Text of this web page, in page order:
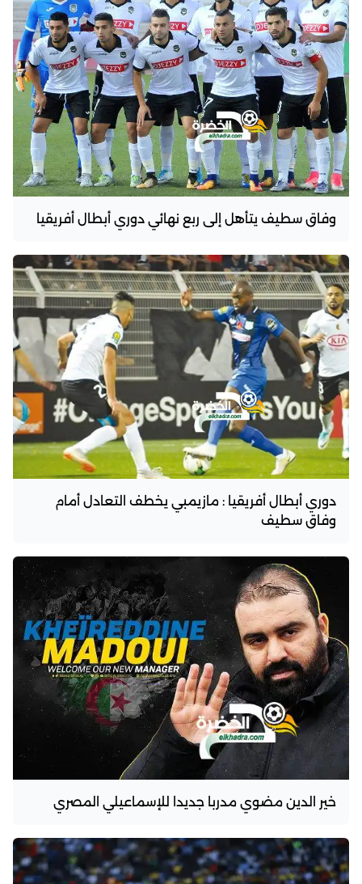
وفاق سطيف يتأهل إلى ربع نهائي دوري أبطال أفريقيا
دوري أبطال أفريقيا : مازيمبي يخطف التعادل أمام
وفاق سطيف
خير الدين مضوي مدربا جديدا للإسماعيلي المصري